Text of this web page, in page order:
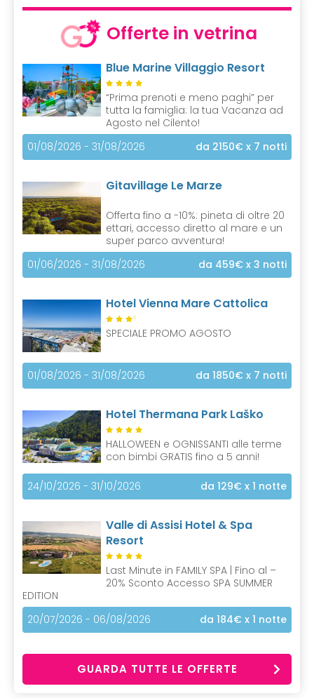
Offerte in vetrina
Blue Marine Villaggio Resort
“Prima prenoti e meno paghi” per
tutta la famiglia: la tua Vacanza ad
Agosto nel Cilento!
01/08/2026 - 31/08/2026
da 2150€ x 7 notti
Gitavillage Le Marze
Offerta fino a -10%: pineta di oltre 20
ettari, accesso diretto al mare e un
super parco avventura!
01/06/2026 - 31/08/2026
da 459€ x 3 notti
Hotel Vienna Mare Cattolica
S
SPECIALE PROMO AGOSTO
01/08/2026 - 31/08/2026 da 1850€ x 7 notti
Hotel Thermana Park Laško
HALLOWEEN e OGNISSANTI alle terme
con bimbi GRATIS fino a 5 anni!
24/10/2026 - 31/10/2026 da 129€ x 1 notte
Valle di Assisi Hotel & Spa
Resort
Last Minute in FAMILY SPA | Fino al –
20% Sconto Accesso SPA SUMMER
EDITION
20/07/2026 - 06/08/2026
da 184€ x 1 notte
GUARDA TUTTE LE OFFERTE